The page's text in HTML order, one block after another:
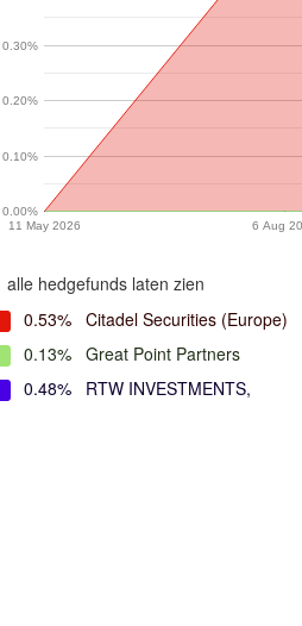
11 May 2026 6 Aug
0.00%
0.10%
0.20%
0.30%
alle hedgefunds laten zien
0.53% Citadel Securities (Europe)
0.13% Great Point Partners
0.48%
RTW INVESTMENTS,